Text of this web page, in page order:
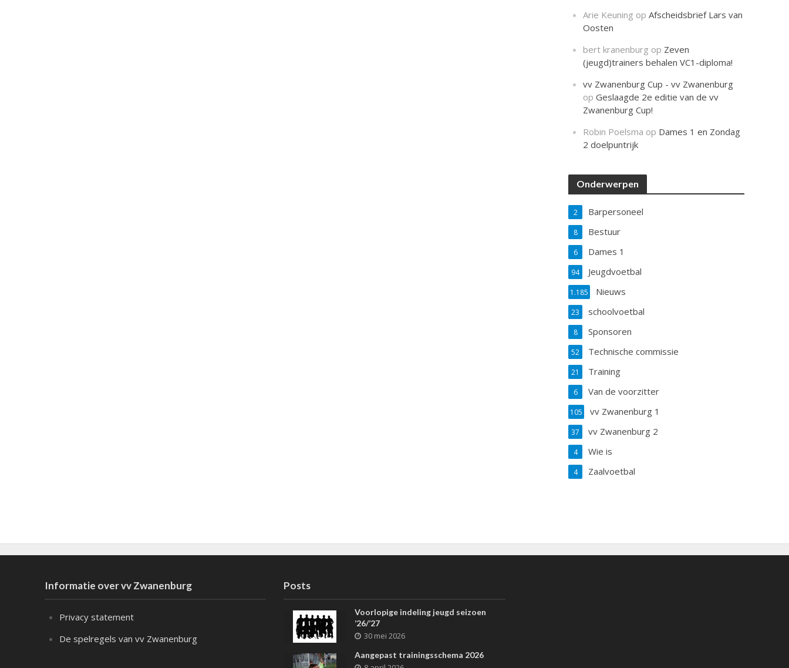
Arie Keuning opAfscheidsbrief Lars van
Oosten
bert kranenburg op Zeven
(jeugd)trainers behalen VC1-diploma!
vv Zwanenburg Cup - vv Zwanenburg
opGeslaagde 2e editie van de vv
Zwanenburg Cup!
Robin Poelsma op Dames 1 en Zondag
2 doelpuntrijk
Onderwerpen
Barpersoneel
2
Bestuur
8
Dames 1
6
Jeugdvoetbal
94
Nieuws
1.185
schoolvoetbal
23
Sponsoren
8
Technische commissie
52
Training
21
Van de voorzitter
6
vv Zwanenburg 1
105
vv Zwanenburg 2
37
Wie is
4
Zaalvoetbal
4
Informatie over vv Zwanenburg
Privacy statement
De spelregels van vv Zwanenburg
Posts
Voorlopige indeling jeugd seizoen
’26/’27
30 mei 2026
Aangepast trainingsschema 2026